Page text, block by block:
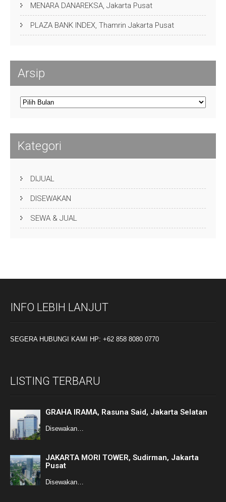
MENARA DANAREKSA, Jakarta Pusat
PLAZA BANK INDEX, Thamrin Jakarta Pusat
Arsip
Arsip
Kategori
DIJUAL
DISEWAKAN
SEWA & JUAL
INFO LEBIH LANJUT
SEGERA HUBUNGI KAMI HP: +62 858 8080 0770
LISTING TERBARU
GRAHA IRAMA, Rasuna Said, Jakarta Selatan
Disewakan…
JAKARTA MORI TOWER, Sudirman, Jakarta
Pusat
Disewakan…